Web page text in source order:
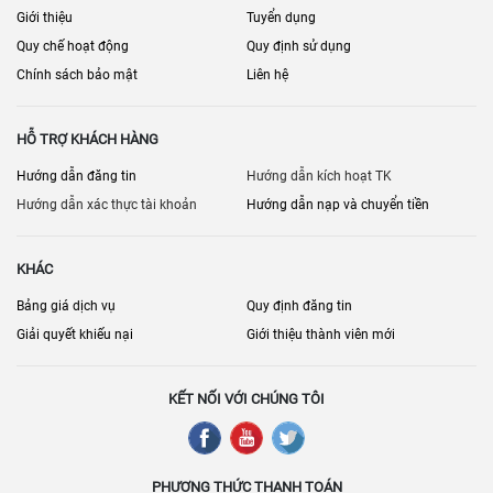
trí, diện tích, giá cả, điều khoản hợp đồng, và tiện ích đi kèm cần
được cân nhắc kỹ lưỡng. Thông tin đầy đủ và việc đánh giá các lựa
chọn một cách cẩn trọng sẽ giúp doanh nghiệp tối ưu hóa hiệu quả
kinh doanh từ mặt bằng được thuê.
Giới thiệu
Tuyển dụng
Quy chế hoạt động
Quy định sử dụng
Chính sách bảo mật
Liên hệ
HỖ TRỢ KHÁCH HÀNG
Hướng dẫn đăng tin
Hướng dẫn kích hoạt TK
Hướng dẫn xác thực tài khoản
Hướng dẫn nạp và chuyển tiền
KHÁC
Bảng giá dịch vụ
Quy định đăng tin
Giải quyết khiếu nại
Giới thiệu thành viên mới
KẾT NỐI VỚI CHÚNG TÔI
PHƯƠNG THỨC THANH TOÁN